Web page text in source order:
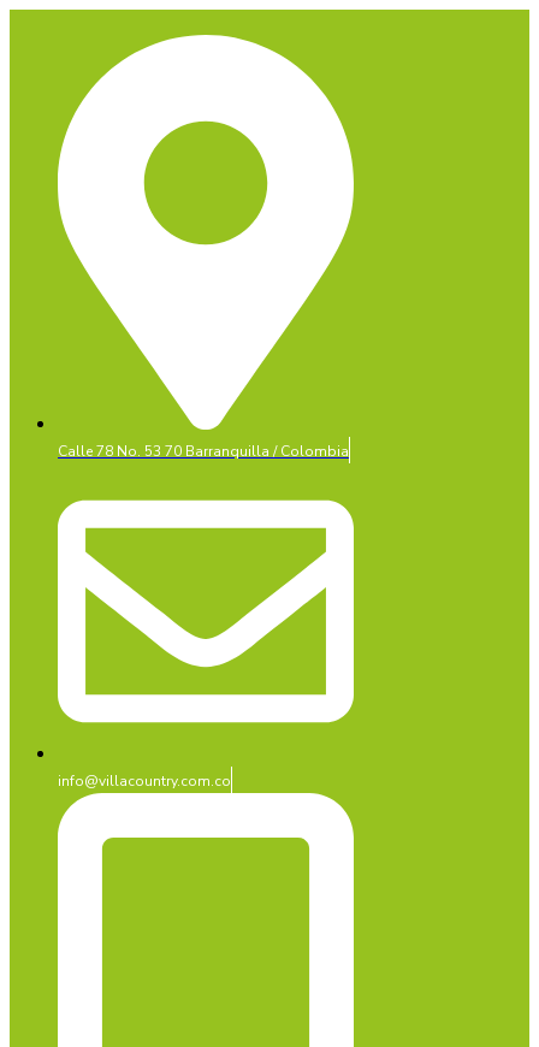
Calle 78 No. 53 70 Barranquilla / Colombia
info@villacountry.com.co